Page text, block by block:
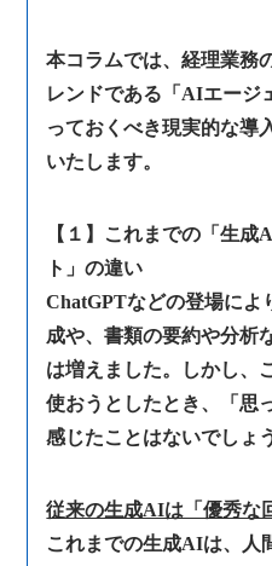
本コラムでは、経理業務
レンドである「AIエージ
っておくべき現実的な導
いたします。
【１】これまでの「生
ト」の違い
ChatGPTなどの登場によ
成や、書類の要約や分析
は増えました。しかし、
使おうとしたとき、「思
感じたことはないでしょ
従来の生成AIは「優秀な
これまでの生成AIは、人